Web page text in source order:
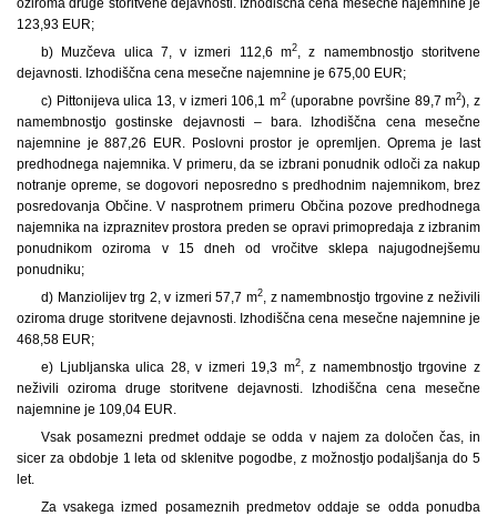
oziroma druge storitvene dejavnosti. Izhodiščna cena mesečne najemnine je
123,93 EUR;
b) Muzčeva ulica 7, v izmeri 112,6 m2, z namembnostjo storitvene
dejavnosti. Izhodiščna cena mesečne najemnine je 675,00 EUR;
c) Pittonijeva ulica 13, v izmeri 106,1 m2 (uporabne površine 89,7 m2), z
namembnostjo gostinske dejavnosti – bara. Izhodiščna cena mesečne
najemnine je 887,26 EUR. Poslovni prostor je opremljen. Oprema je last
predhodnega najemnika. V primeru, da se izbrani ponudnik odloči za nakup
notranje opreme, se dogovori neposredno s predhodnim najemnikom, brez
posredovanja Občine. V nasprotnem primeru Občina pozove predhodnega
najemnika na izpraznitev prostora preden se opravi primopredaja z izbranim
ponudnikom oziroma v 15 dneh od vročitve sklepa najugodnejšemu
ponudniku;
d) Manziolijev trg 2, v izmeri 57,7 m2, z namembnostjo trgovine z neživili
oziroma druge storitvene dejavnosti. Izhodiščna cena mesečne najemnine je
468,58 EUR;
e) Ljubljanska ulica 28, v izmeri 19,3 m2, z namembnostjo trgovine z
neživili oziroma druge storitvene dejavnosti. Izhodiščna cena mesečne
najemnine je 109,04 EUR.
Vsak posamezni predmet oddaje se odda v najem za določen čas, in
sicer za obdobje 1 leta od sklenitve pogodbe, z možnostjo podaljšanja do 5
let.
Za vsakega izmed posameznih predmetov oddaje se odda ponudba